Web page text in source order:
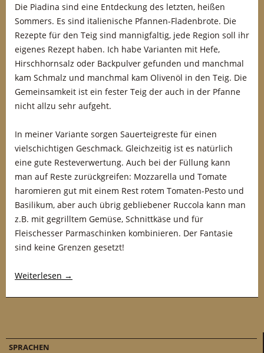
Die Piadina sind eine Entdeckung des letzten, heißen
Sommers. Es sind italienische Pfannen-Fladenbrote. Die
Rezepte für den Teig sind mannigfaltig, jede Region soll ihr
eigenes Rezept haben. Ich habe Varianten mit Hefe,
Hirschhornsalz oder Backpulver gefunden und manchmal
kam Schmalz und manchmal kam Olivenöl in den Teig. Die
Gemeinsamkeit ist ein fester Teig der auch in der Pfanne
nicht allzu sehr aufgeht.
In meiner Variante sorgen Sauerteigreste für einen
vielschichtigen Geschmack. Gleichzeitig ist es natürlich
eine gute Resteverwertung. Auch bei der Füllung kann
man auf Reste zurückgreifen: Mozzarella und Tomate
haromieren gut mit einem Rest rotem Tomaten-Pesto und
Basilikum, aber auch übrig gebliebener Ruccola kann man
z.B. mit gegrilltem Gemüse, Schnittkäse und für
Fleischesser Parmaschinken kombinieren. Der Fantasie
sind keine Grenzen gesetzt!
Weiterlesen →
SPRACHEN